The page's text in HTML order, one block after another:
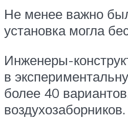
Не менее важно
установка могла
Инженеры-
в
более 40
воздухозаборников.